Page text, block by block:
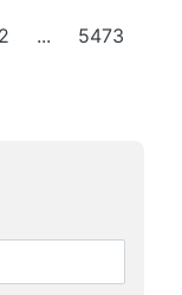
...PaginePagina
5473